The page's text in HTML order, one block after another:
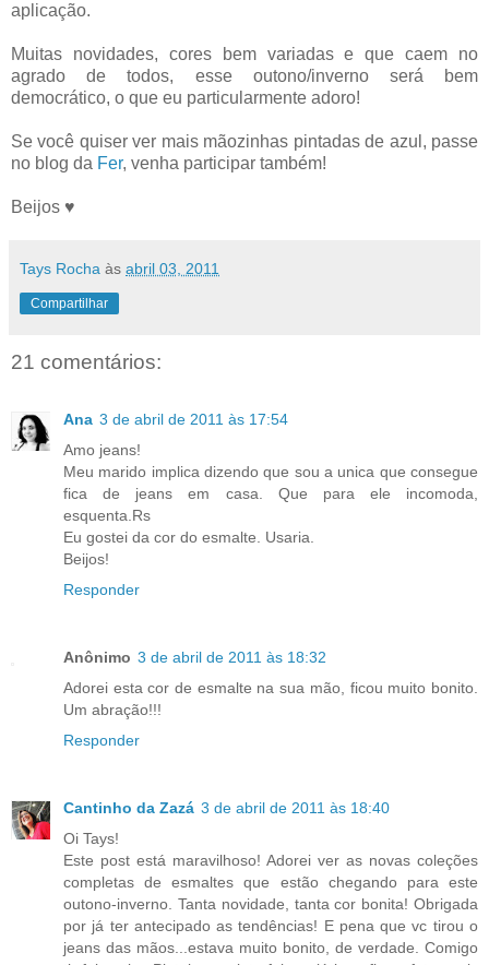
aplicação.
Muitas novidades, cores bem variadas e que caem no
agrado de todos, esse outono/inverno será bem
democrático, o que eu particularmente adoro!
Se você quiser ver mais mãozinhas pintadas de azul, passe
no blog da Fer, venha participar também!
Beijos ♥
Tays Rocha às abril 03, 2011
Compartilhar
21 comentários:
Ana 3 de abril de 2011 às 17:54
Amo jeans!
Meu marido implica dizendo que sou a unica que consegue
fica de jeans em casa. Que para ele incomoda,
esquenta.Rs
Eu gostei da cor do esmalte. Usaria.
Beijos!
Responder
Anônimo 3 de abril de 2011 às 18:32
Adorei esta cor de esmalte na sua mão, ficou muito bonito.
Um abração!!!
Responder
Cantinho da Zazá 3 de abril de 2011 às 18:40
Oi Tays!
Este post está maravilhoso! Adorei ver as novas coleções
completas de esmaltes que estão chegando para este
outono-inverno. Tanta novidade, tanta cor bonita! Obrigada
por já ter antecipado as tendências! E pena que vc tirou o
jeans das mãos...estava muito bonito, de verdade. Comigo